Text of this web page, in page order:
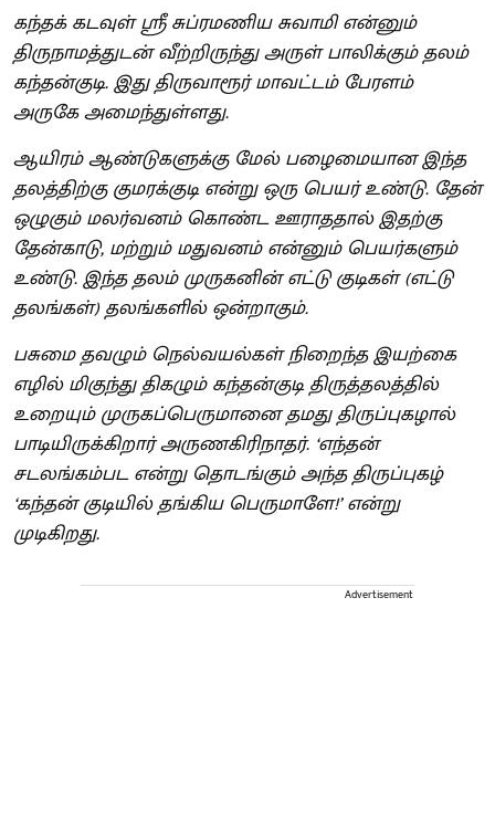
கந்தக் கடவுள் ஸ்ரீ சுப்ரமணிய சுவாமி என்னும்
திருநாமத்துடன் வீற்றிருந்து அருள் பாலிக்கும் தலம்
கந்தன்குடி. இது திருவாரூர் மாவட்டம் பேரளம்
அருகே அமைந்துள்ளது.
ஆயிரம் ஆண்டுகளுக்கு மேல் பழைமையான இந்த
தலத்திற்கு குமரக்குடி என்று ஒரு பெயர் உண்டு. தேன்
ஒழுகும் மலர்வனம் கொண்ட ஊராததால் இதற்கு
தேன்காடு, மற்றும் மதுவனம் என்னும் பெயர்களும்
உண்டு. இந்த தலம் முருகனின் எட்டு குடிகள் (எட்டு
தலங்கள்) தலங்களில் ஒன்றாகும்.
பசுமை தவழும் நெல்வயல்கள் நிறைந்த இயற்கை
எழில் மிகுந்து திகழும் கந்தன்குடி திருத்தலத்தில்
உறையும் முருகப்பெருமானை தமது திருப்புகழால்
பாடியிருக்கிறார் அருணகிரிநாதர். ‘எந்தன்
சடலங்கம்பட என்று தொடங்கும் அந்த திருப்புகழ்
‘கந்தன் குடியில் தங்கிய பெருமாளே!’ என்று
முடிகிறது.
Advertisement